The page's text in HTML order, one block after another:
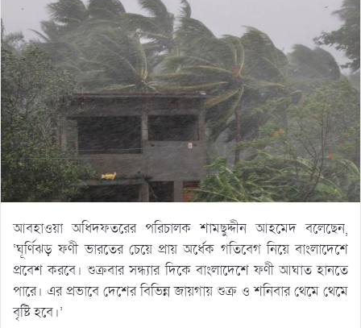
আবহাওয়া অধিদফতরের পরিচালক শামছুদ্দীন আহমেদ বলেছেন,
‘ঘূর্ণিঝড় ফণী ভারতের চেয়ে প্রায় অর্ধেক গতিবেগ নিয়ে বাংলাদেশে
প্রবেশ করবে। শুক্রবার সন্ধ্যার দিকে বাংলাদেশে ফণী আঘাত হানতে
পারে। এর প্রভাবে দেশের বিভিন্ন জায়গায় শুক্র ও শনিবার থেমে থেমে
বৃষ্টি হবে।’